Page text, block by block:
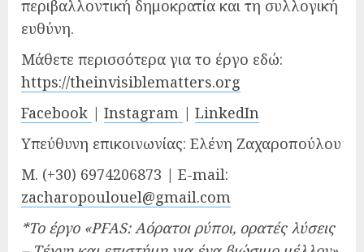
περιβαλλοντική δημοκρατία και τη συλλογική
ευθύνη.
Μάθετε περισσότερα για το έργο εδώ:
https://theinvisiblematters.org
Facebook | Instagram | LinkedIn
Υπεύθυνη επικοινωνίας: Ελένη Ζαχαροπούλου
M. (+30) 6974206873 | E-mail:
zacharopoulouel@gmail.com
*Το έργο «PFAS: Αόρατοι ρύποι, ορατές λύσεις